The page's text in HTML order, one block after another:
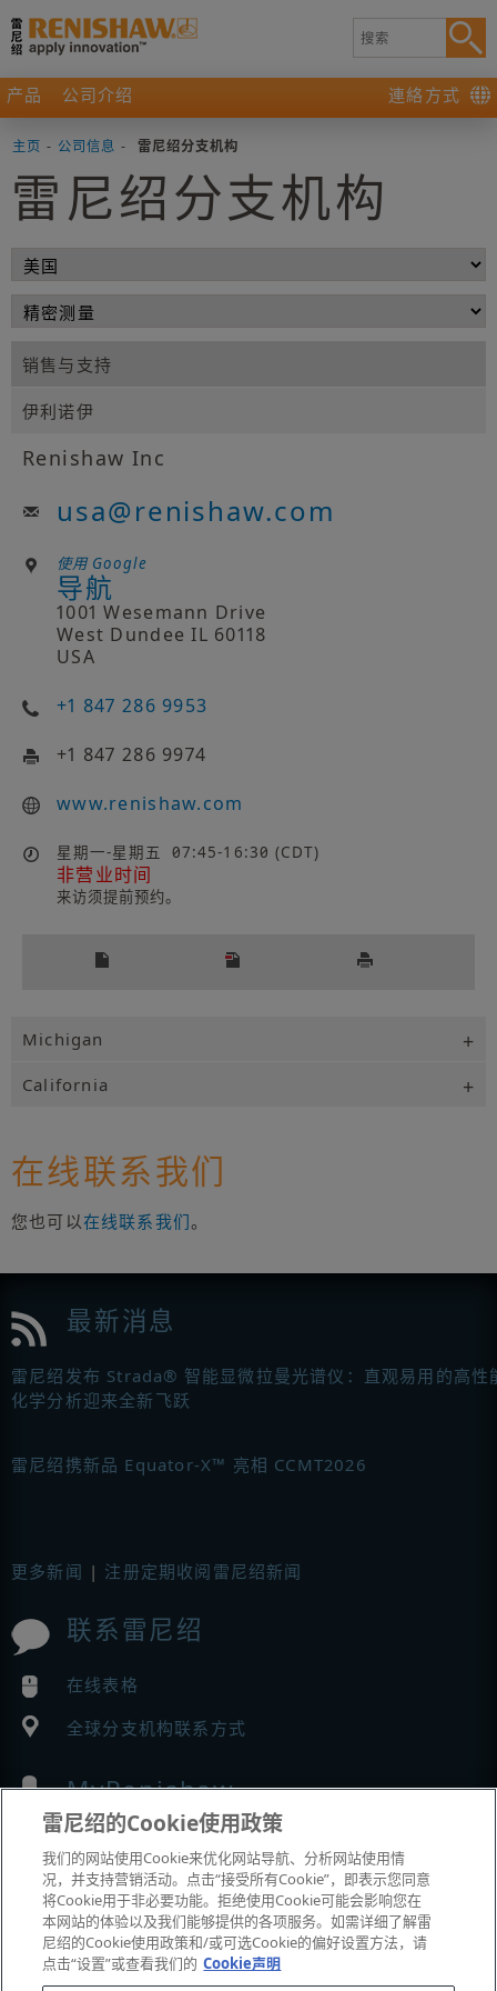
产品 公司介绍 連絡方式
主页 - 公司信息 - 雷尼绍分支机构
雷尼绍分支机构
销售与支持
伊利诺伊
Renishaw Inc
usa@renishaw.com
使用 Google
导航
1001 Wesemann Drive
West Dundee IL 60118
USA
+1 847 286 9953
+1 847 286 9974
www.renishaw.com
星期一-星期五 07:45-16:30 (CDT)
非营业时间
来访须提前预约。
Michigan
California
在线联系我们
您也可以在线联系我们。
最新消息
雷尼绍发布 Strada® 智能显微拉曼光谱仪：直观易用的高性
化学分析迎来全新飞跃
雷尼绍携新品 Equator-X™ 亮相 CCMT2026
更多新闻 | 注册定期收阅雷尼绍新闻
联系雷尼绍
在线表格
全球分支机构联系方式
MyRenishaw
在线商城
展会与市场活动
雷尼绍的Cookie使用政策
我们的网站使用Cookie来优化网站导航、分析网站使用情
况，并支持营销活动。点击“接受所有Cookie”，即表示您同意
将Cookie用于非必要功能。拒绝使用Cookie可能会影响您在
本网站的体验以及我们能够提供的各项服务。如需详细了解雷
尼绍的Cookie使用政策和/或可选Cookie的偏好设置方法，请
点击“设置”或查看我们的 Cookie声明